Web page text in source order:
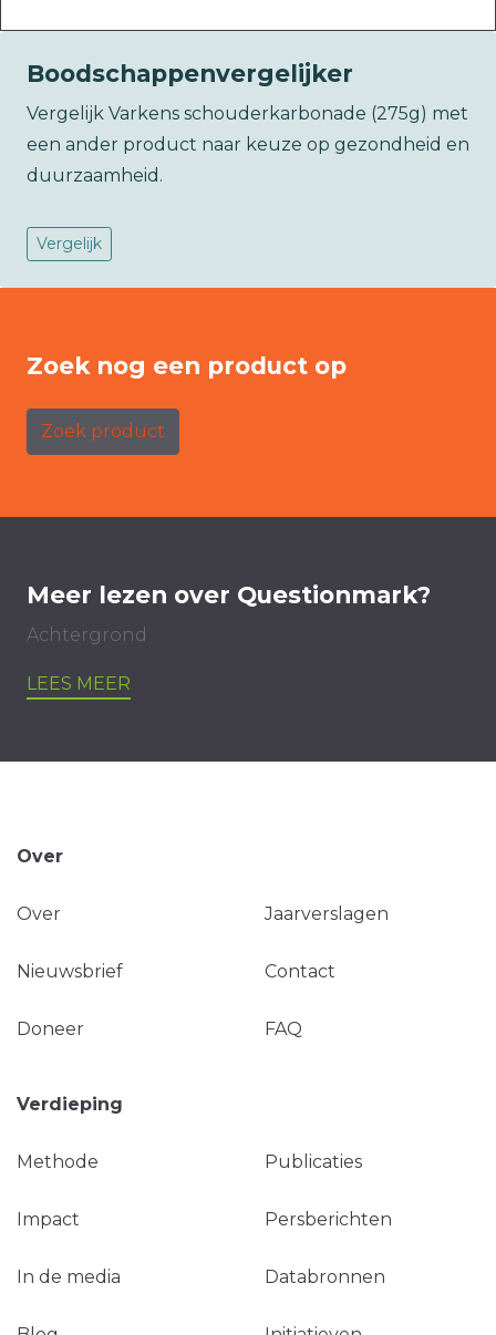
Boodschappenvergelijker
Vergelijk Varkens schouderkarbonade (275g) met
een ander product naar keuze op gezondheid en
duurzaamheid.
Vergelijk
Zoek nog een product op
Zoek product
Meer lezen over Questionmark?
Achtergrond
LEES MEER
Over
Over Jaarverslagen
Nieuwsbrief Contact
Doneer FAQ
Verdieping
Methode Publicaties
Impact Persberichten
In de media Databronnen